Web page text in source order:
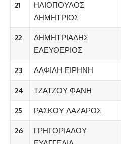
21
ΗΛΙΟΠΟΥΛΟΣ
ΔΗΜΗΤΡΙΟΣ
22
ΔΗΜΗΤΡΙΑΔΗΣ
ΕΛΕΥΘΕΡΙΟΣ
23 ΔΑΦΙΛΗ ΕΙΡΗΝΗ
24 ΤΖΑΤΖΟΥ ΦΑΝΗ
25 ΡΑΣΚΟΥ ΛΑΖΑΡΟΣ
26
ΓΡΗΓΟΡΙΑΔΟΥ